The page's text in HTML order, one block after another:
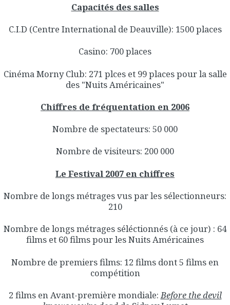
Capacités des salles
C.I.D (Centre International de Deauville): 1500 places
Casino: 700 places
Cinéma Morny Club: 271 plces et 99 places pour la salle
des "Nuits Américaines"
Chiffres de fréquentation en 2006
Nombre de spectateurs: 50 000
Nombre de visiteurs: 200 000
Le Festival 2007 en chiffres
Nombre de longs métrages vus par les sélectionneurs:
210
Nombre de longs métrages séléctionnés (à ce jour) : 64
films et 60 films pour les Nuits Américaines
Nombre de premiers films: 12 films dont 5 films en
compétition
2 films en Avant-première mondiale:Before the devil